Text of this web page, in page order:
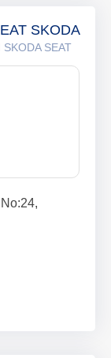
SKODA
SKODA SEAT